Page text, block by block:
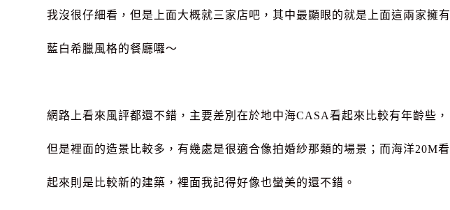
我沒很仔細看，但是上面大概就三家店吧，其中最顯眼的就是上面這兩家擁有
藍白希臘風格的餐廳囉～
網路上看來風評都還不錯，主要差別在於地中海CASA看起來比較有年齡些，
但是裡面的造景比較多，有幾處是很適合像拍婚紗那類的場景；而海洋20M看
起來則是比較新的建築，裡面我記得好像也蠻美的還不錯。